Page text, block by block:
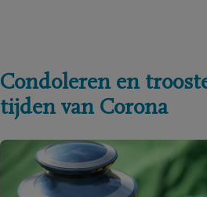
Condoleren en
tijden van Corona